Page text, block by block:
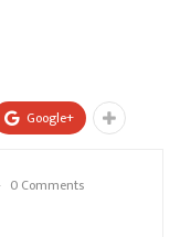
Google+
0 Comments